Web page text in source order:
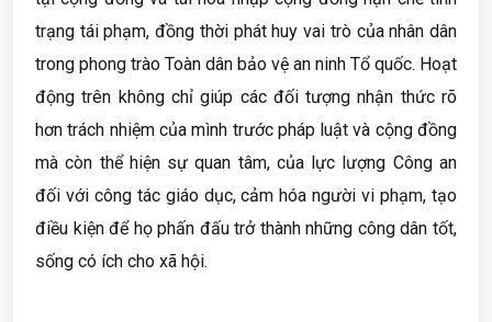
trạng tái phạm, đồng thời phát huy vai trò của nhân dân
trong phong trào Toàn dân bảo vệ an ninh Tổ quốc. Hoạt
động trên không chỉ giúp các đối tượng nhận thức rõ
hơn trách nhiệm của mình trước pháp luật và cộng đồng
mà còn thể hiện sự quan tâm, của lực lượng Công an
đối với công tác giáo dục, cảm hóa người vi phạm, tạo
điều kiện để họ phấn đấu trở thành những công dân tốt,
sống có ích cho xã hội.